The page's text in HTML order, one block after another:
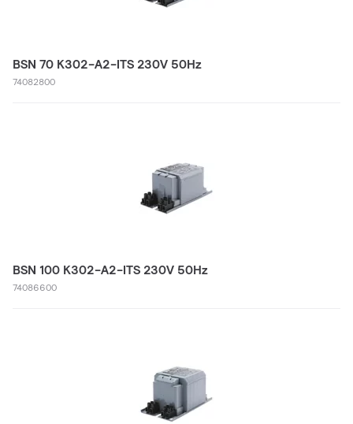
BSN 70 K302-A2-ITS 230V 50Hz
74082800
BSN 100 K302-A2-ITS 230V 50Hz
74086600